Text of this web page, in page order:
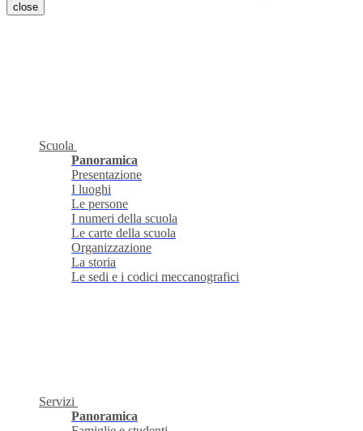
close
Scuola
Panoramica
Presentazione
I luoghi
Le persone
I numeri della scuola
Le carte della scuola
Organizzazione
La storia
Le sedi e i codici meccanografici
Servizi
Panoramica